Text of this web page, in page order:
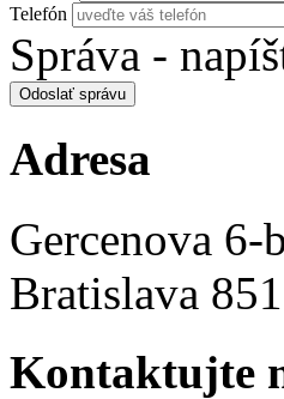
Telefón
Správa -
Odoslať správu
Adresa
Gercenova 6-b
Bratislava
Kontaktujte